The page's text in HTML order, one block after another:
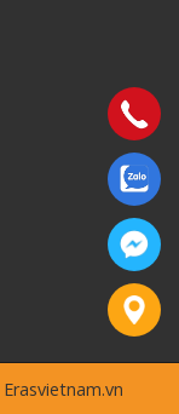
Erasvietnam.vn